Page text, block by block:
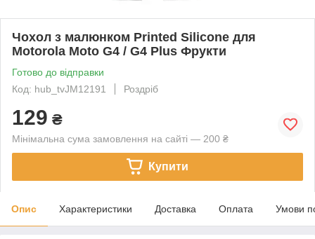
Чохол з малюнком Printed Silicone для
Motorola Moto G4 / G4 Plus Фрукти
Готово до відправки
Код: hub_tvJM12191
Роздріб
129 ₴
Мінімальна сума замовлення на сайті — 200 ₴
Купити
Опис Характеристики Доставка Оплата Умови